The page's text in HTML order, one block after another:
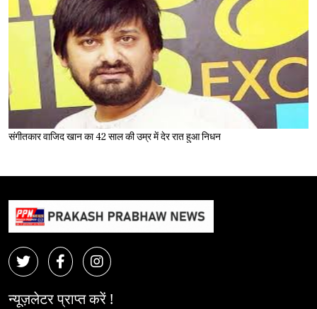
संगीतकार वाजिद खान का 42 साल की उम्र में देर रात हुआ निधन
न्यूज़लेटर प्राप्त करें !